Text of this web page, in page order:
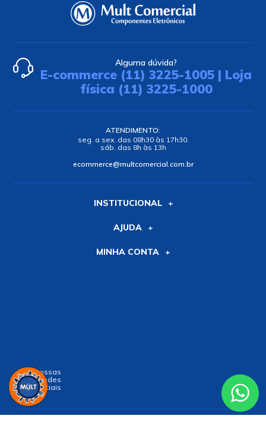
Alguma dúvida?
E-commerce (11) 3225-1005 | Loja
física (11) 3225-1000
ATENDIMENTO:
seg. a sex. das 08h30 às 17h30.
sáb. das 8h às 13h
ecommerce@multcomercial.com.br
INSTITUCIONAL
AJUDA
MINHA CONTA
Siga nossas
Redes
Sociais